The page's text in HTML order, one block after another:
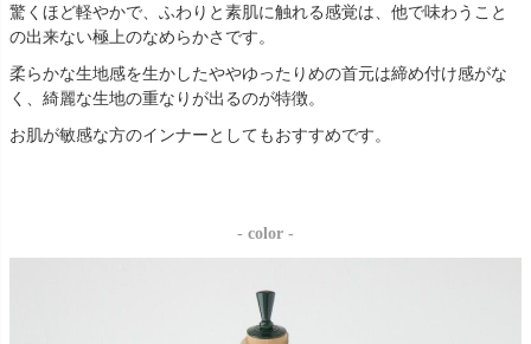
驚くほど軽やかで、ふわりと素肌に触れる感覚は、他で味わうこと
の出来ない極上のなめらかさです。
柔らかな生地感を生かしたややゆったりめの首元は締め付け感がな
く、綺麗な生地の重なりが出るのが特徴。
お肌が敏感な方のインナーとしてもおすすめです。
- color -